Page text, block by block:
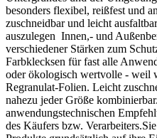
besonders flexibel, reißfest und
zuschneidbar und leicht
auszulegen Innen,- und
verschiedener Stärken zum
Farbklecksen für fast alle
oder ökologisch wertvolle - weil
Regranulat-Folien. Leicht
nahezu jeder Größe
anwendungstechnischen
des Käufers bzw.